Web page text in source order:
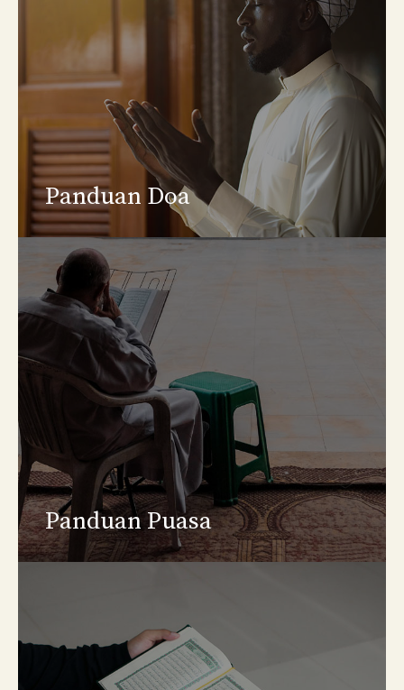
Panduan Doa
Panduan Puasa